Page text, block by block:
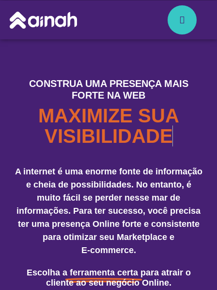
CONSTRUA UMA PRESENÇA MAIS
FORTE NA WEB
MAXIMIZE SUA
VISIBILIDADE
A internet é uma enorme fonte de informação
e cheia de possibilidades. No entanto, é
muito fácil se perder nesse mar de
informações. Para ter sucesso, você precisa
ter uma presença Online forte e consistente
para otimizar seu Marketplace e
E-commerce.
Escolha a ferramenta certa para atrair o
cliente ao seu negócio Online.